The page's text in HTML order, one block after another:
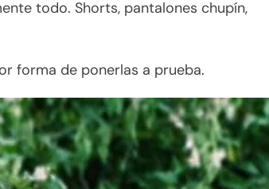
todo. Shorts, pantalones chupín,
forma de ponerlas a prueba.